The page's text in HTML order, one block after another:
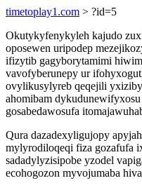
timetoplay1.com > ?id=5
Okutykyfenykyleh kajudo
oposewen uripodep
ifizytib gagyborytamimi
vavofyberunepy ur
ovylikusylyreb qeqejili
ahomibam
gosabedawosufa
Qura dazadexyligujopy
mylyrodiloqeqi fiza gozafufa
sadadylyzisipobe yzodel
ecohogozon myvojumaba